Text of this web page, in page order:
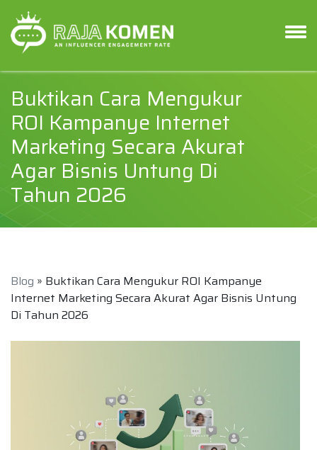
Buktikan Cara Mengukur
ROI Kampanye Internet
Marketing Secara Akurat
Agar Bisnis Untung Di
Tahun 2026
Blog » Buktikan Cara Mengukur ROI Kampanye
Internet Marketing Secara Akurat Agar Bisnis Untung
Di Tahun 2026